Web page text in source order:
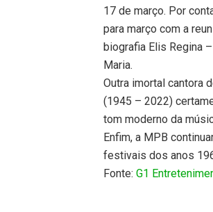
17 de março. Por
para março com a
biografia Elis Regina
Maria.
Outra imortal cantora
(1945 – 2022)
tom moderno da
Enfim, a MPB
festivais dos anos
Fonte:G1